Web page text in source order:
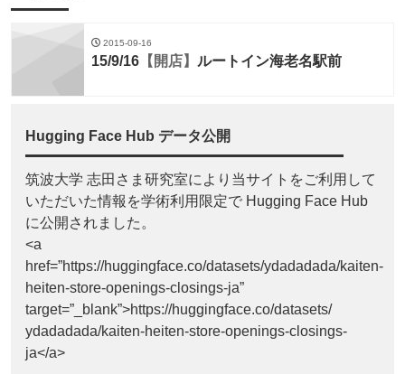
2015-09-16
15/9/16 【開店】 ルートイン海老名駅前
Hugging Face Hub データ公開
筑波大学 志田さま研究室により当サイトをご利用して
いただいた情報を学術利用限定で Hugging Face Hub
に公開されました。
<a
href=”https://huggingface.co/datasets/ydadadada/kaiten-
heiten-store-openings-closings-ja”
target=”_blank”>https://huggingface.co/datasets/
ydadadada/kaiten-heiten-store-openings-closings-
ja</a>